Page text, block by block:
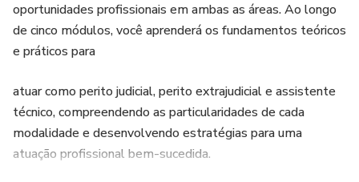
oportunidades profissionais em ambas as áreas. Ao longo
de cinco módulos, você aprenderá os fundamentos teóricos
e práticos para
atuar como perito judicial, perito extrajudicial e assistente
técnico, compreendendo as particularidades de cada
modalidade e desenvolvendo estratégias para uma
atuação profissional bem-sucedida.